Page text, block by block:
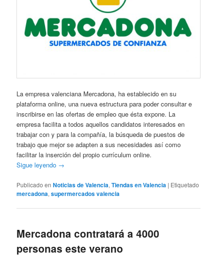
La empresa valenciana Mercadona, ha establecido en su
plataforma online, una nueva estructura para poder consultar e
inscribirse en las ofertas de empleo que ésta expone. La
empresa facilita a todos aquellos candidatos interesados en
trabajar con y para la compañía, la búsqueda de puestos de
trabajo que mejor se adapten a sus necesidades así como
facilitar la inserción del propio currículum online.
Sigue leyendo →
Publicado en Noticias de Valencia,Tiendas en Valencia | Etiquetado
mercadona,supermercados valencia
Mercadona contratará a 4000
personas este verano